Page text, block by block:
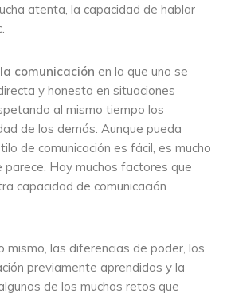
atenta, la capacidad de hablar
comunicación en la que uno se
y honesta en situaciones
al mismo tiempo los
de los demás. Aunque pueda
de comunicación es fácil, es mucho
parece. Hay muchos factores que
capacidad de comunicación
mismo, las diferencias de poder, los
previamente aprendidos y la
de los muchos retos que